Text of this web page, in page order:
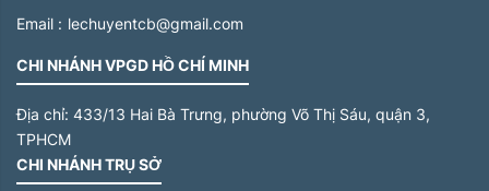
Email : lechuyentcb@gmail.com
CHI NHÁNH VPGD HỒ CHÍ MINH
Địa chỉ: 433/13 Hai Bà Trưng, phường Võ Thị Sáu, quận 3,
TPHCM
CHI NHÁNH TRỤ SỞ